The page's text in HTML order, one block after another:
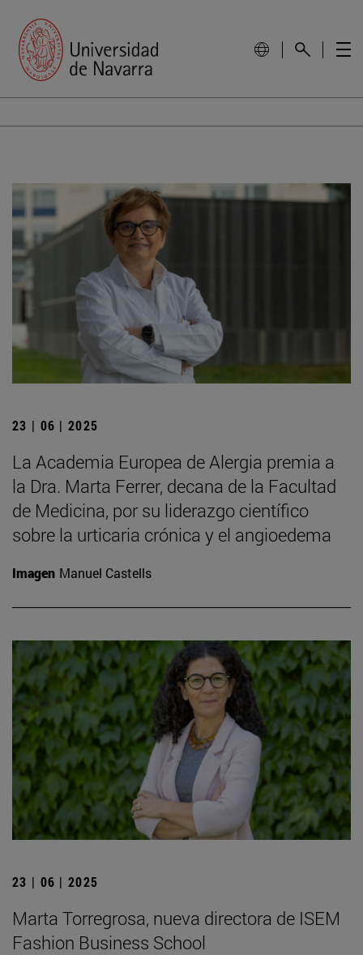
23 | 06 | 2025
La Academia Europea de Alergia premia a
la Dra. Marta Ferrer, decana de la Facultad
de Medicina, por su liderazgo científico
sobre la urticaria crónica y el angioedema
Imagen Manuel Castells
23 | 06 | 2025
Marta Torregrosa, nueva directora de ISEM
Fashion Business School